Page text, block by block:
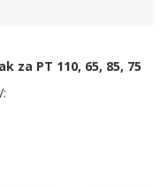
za PT 110, 65, 85, 75